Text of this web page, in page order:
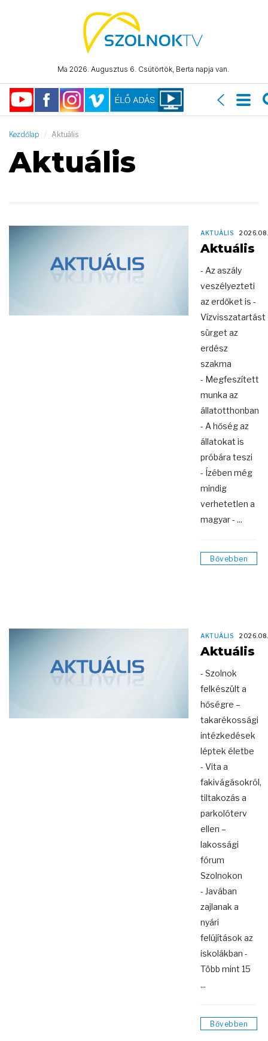
Ma 2026. Augusztus 6. Csütörtök, Berta napja van.
Kezdőlap Aktuális
Aktuális
AKTUÁLIS
Aktuális
- Az aszály
veszélyezteti
az erdőket is -
Vízvisszatartást
sürget az
erdész
szakma
- Megfeszített
munka az
állatotthonban
- A hőség az
állatokat is
próbára teszi
- Ízében még
mindig
verhetetlen a
magyar - ...
Bővebben
AKTUÁLIS
Aktuális
- Szolnok
felkészült a
hőségre –
takarékossági
intézkedések
léptek életbe
- Vita a
fakivágásokról,
tiltakozás a
parkolóterv
ellen –
lakossági
fórum
Szolnokon
- Javában
zajlanak a
nyári
felújítások az
iskolákban -
Több mint 15
...
Bővebben